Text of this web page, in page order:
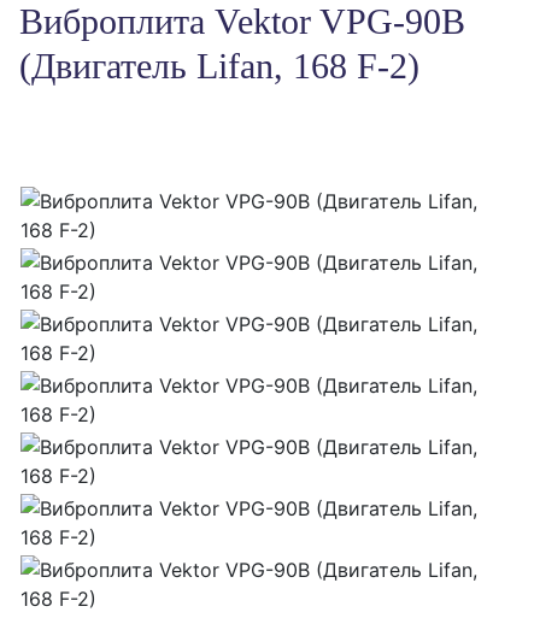
Виброплита Vektor VPG-90B
(Двигатель Lifan, 168 F-2)